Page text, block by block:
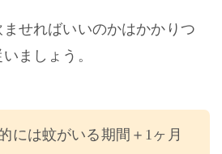
せればいいのかはかかりつ
ましょう。
には蚊がいる期間＋1ヶ月